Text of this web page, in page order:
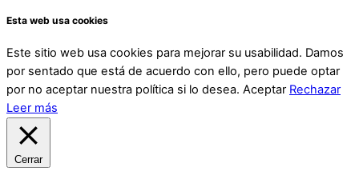
Esta web usa cookies
Este sitio web usa cookies para mejorar su usabilidad. Damos
por sentado que está de acuerdo con ello, pero puede optar
por no aceptar nuestra política si lo desea. Aceptar Rechazar
Leer más
Cerrar